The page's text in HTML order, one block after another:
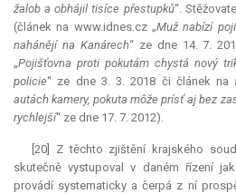
žalob a obhájil tisíce přestupků“.
(článek na www.idnes.cz „Muž nabízí
nahánějí na Kanárech“ ze dne 14. 7.
„Pojišťovna proti pokutám chystá nový
policie“ ze dne 3. 3. 2018 či článek na
autách kamery, pokuta môže prísť aj bez
rychlejší“ ze dne 17. 7. 2012).
[20] Z těchto zjištění krajského
skutečně vystupoval v daném řízení
provádí systematicky a čerpá z ní